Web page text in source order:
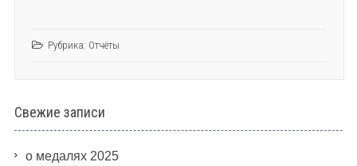
Рубрика: Отчёты
Свежие записи
о медалях 2025